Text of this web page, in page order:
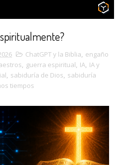
ChatGPT y la Biblia, engaño
, guerra espiritual, IA, IA y
, sabiduría de Dios, sabiduría
tiempos